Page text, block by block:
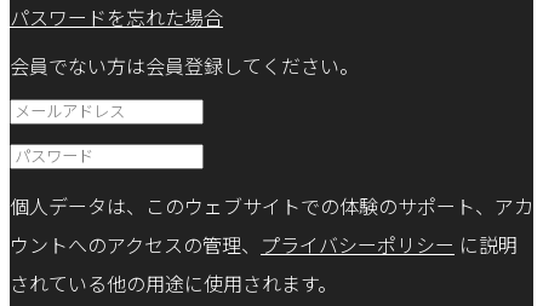
パスワードを忘れた場合
会員でない方は会員登録してください。
個人データは、このウェブサイトでの体験のサポート、アカ
ウントへのアクセスの管理、
プライバシーポリシー に説明
されている他の用途に使用されます。